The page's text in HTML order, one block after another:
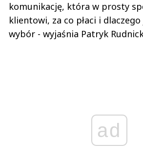
komunikację, która w prosty
klientowi, za co płaci i
wybór - wyjaśnia Patryk
ad